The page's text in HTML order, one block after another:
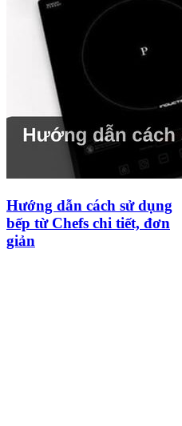
Thương hiệu Cata của
nước nào? Sản xuất ở
đâu?